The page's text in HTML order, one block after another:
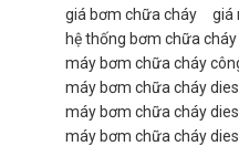
giá bơm chữa cháy
giá
hệ thống bơm chữa cháy
máy bơm chữa cháy
máy bơm chữa cháy
máy bơm chữa cháy
máy bơm chữa cháy